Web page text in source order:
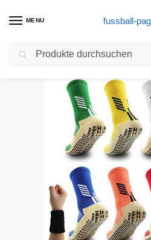
MENU fussball-
Start Stutzen Produkte / Dee Plus rutschfeste Fußball Socken Basketballsocken/Yoga